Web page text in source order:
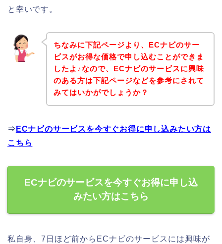
と幸いです。
ちなみに下記ページより、ECナビのサー
ビスがお得な価格で申し込むことができま
したよ♪なので、ECナビのサービスに興味
のある方は下記ページなどを参考にされて
みてはいかがでしょうか？
⇒ ECナビのサービスを今すぐお得に申し込みたい方は
こちら
ECナビのサービスを今すぐお得に申し込
みたい方はこちら
私自身、7日ほど前からECナビのサービスには興味が